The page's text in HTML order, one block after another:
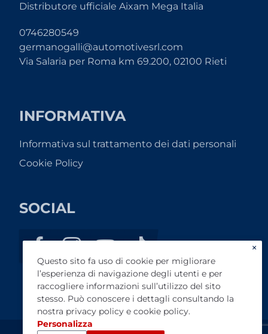
Distributore ufficiale Aixam Mega Italia
0746280549
germanogalli@automotivesrl.com
Via Salaria per Roma km 69.200, 02100 Rieti
INFORMATIVA
Informativa sul trattamento dei dati personali
Cookie Policy
SOCIAL
×
Questo sito fa uso di cookie per migliorare
l’esperienza di navigazione degli utenti e per
raccogliere informazioni sull’utilizzo del sito
stesso. Può conoscere i dettagli consultando la
nostra privacy policy e cookie policy.
Personalizza